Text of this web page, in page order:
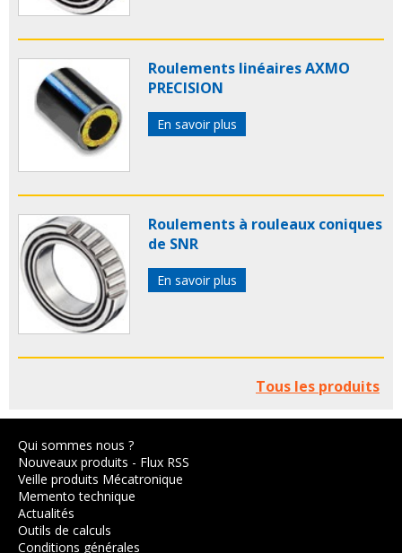
Roulements linéaires AXMO
PRECISION
En savoir plus
Roulements à rouleaux coniques
de SNR
En savoir plus
Tous les produits
Qui sommes nous ?
Nouveaux produits - Flux RSS
Veille produits Mécatronique
Memento technique
Actualités
Outils de calculs
Conditions générales